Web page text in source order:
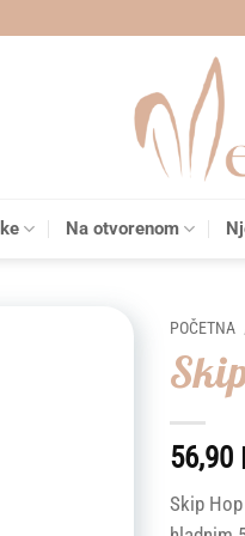
Na otvorenom
POČETNA
56,90
Skip